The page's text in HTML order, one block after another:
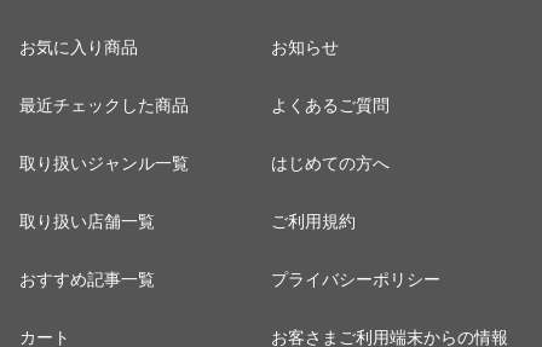
お気に入り商品
最近チェックした商品
取り扱いジャンル一覧
取り扱い店舗一覧
おすすめ記事一覧
カート
お知らせ
よくあるご質問
はじめての方へ
ご利用規約
プライバシーポリシー
お客さまご利用端末からの情報